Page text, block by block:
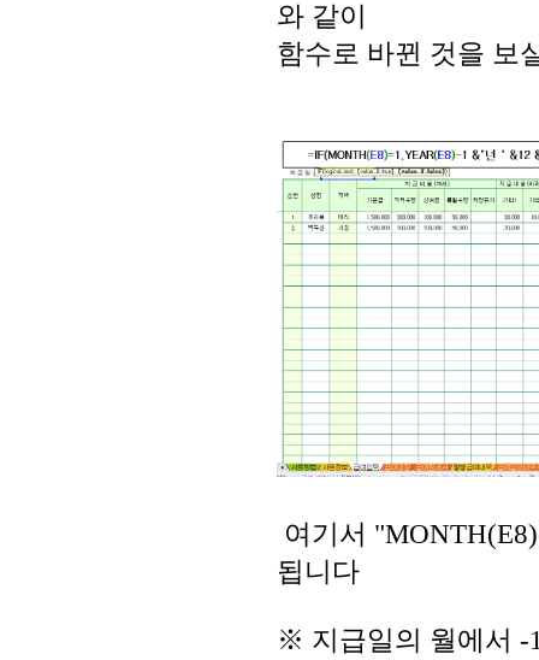
와 같이
함수로 바뀐 것을 보
여기서
됩니다
※ 지급일의 월에서 -